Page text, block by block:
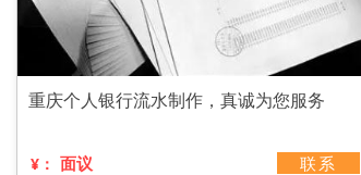
重庆个人银行流水制作，真诚为您服务
¥： 面议 联系